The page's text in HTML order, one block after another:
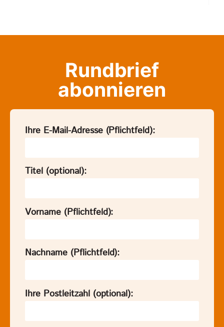
Rundbrief
abonnieren
Ihre E-Mail-Adresse (Pflichtfeld):
Titel (optional):
Vorname (Pflichtfeld):
Nachname (Pflichtfeld):
Ihre Postleitzahl (optional):